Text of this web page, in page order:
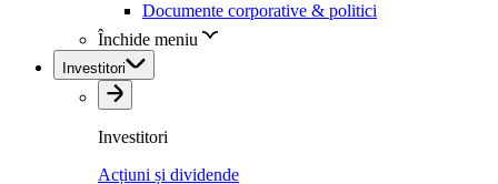
Documente corporative & politici
Închide meniu
Investitori
Investitori
Acțiuni și dividende